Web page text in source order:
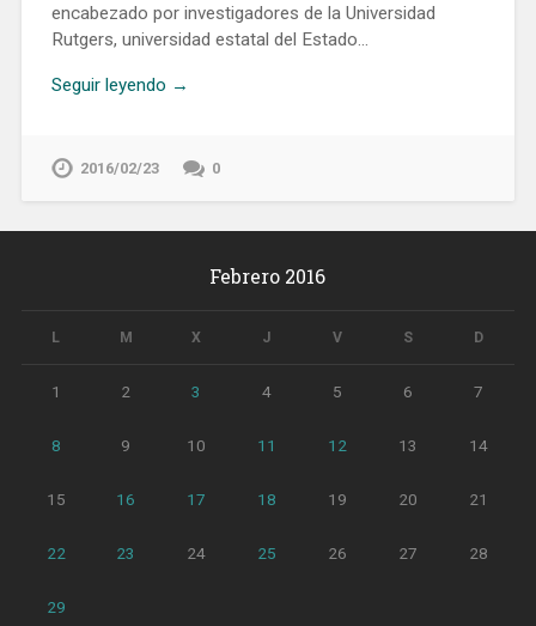
encabezado por investigadores de la Universidad
Rutgers, universidad estatal del Estado…
Seguir leyendo →
2016/02/23 0
Febrero 2016
L M X J V S D
1 2 3 4 5 6 7
8 9 10 11 12 13 14
15 16 17 18 19 20 21
22 23 24 25 26 27 28
29